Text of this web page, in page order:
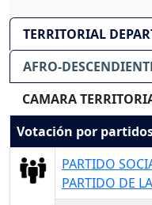
TERRITORIAL
AFRO-
CAMARA
Votación por
PARTIDO
PARTIDO DE